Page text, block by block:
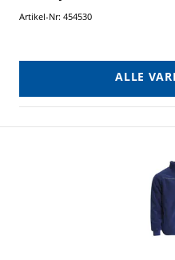
Artikel-Nr: 454530
ALLE